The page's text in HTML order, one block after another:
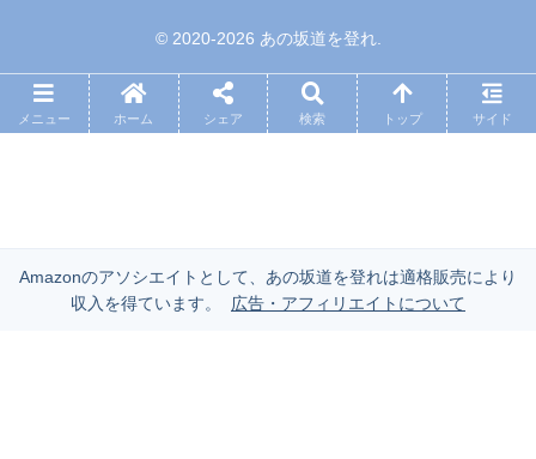
© 2020-2026 あの坂道を登れ.
メニュー ホーム シェア 検索 トップ サイド
Amazonのアソシエイトとして、あの坂道を登れは適格販売により
収入を得ています。
広告・アフィリエイトについて